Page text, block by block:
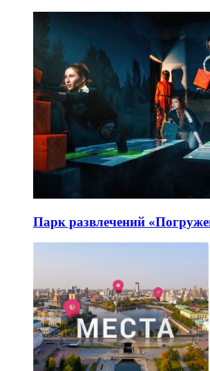
Парк развлечений